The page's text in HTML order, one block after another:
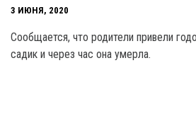
3 ИЮНЯ, 2020
Сообщается, что родители привели
садик и через час она умерла.